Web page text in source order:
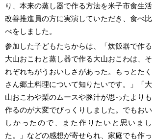
り、本来の蒸し器で作る方法を米子市食生活
改善推進員の方に実演していただき、食べ比
べをしました。
参加した子どもたちからは、「炊飯器で作る
大山おこわと蒸し器で作る大山おこわは、そ
れぞれちがうおいしさがあった。もっとたく
さん郷土料理について知りたいです。」「大
山おこわや梨のムースや豚汁が思ったよりも
作るのが大変でびっくりしました。でもおい
しかったので、また作りたいと思いまし
た。」などの感想が寄せられ、家庭でも作っ